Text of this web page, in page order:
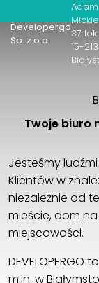
Developergo
Sp. z o.o.
37 lok.
15-213
Twoje biuro
Jesteśmy
Klientów w
niezależnie od
mieście, dom
miejscowości.
m.in. w